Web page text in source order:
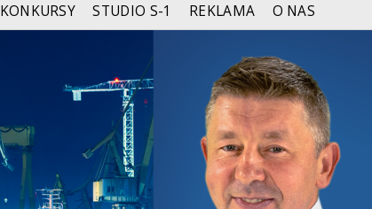
KONKURSY STUDIO S-1 REKLAMA O NAS